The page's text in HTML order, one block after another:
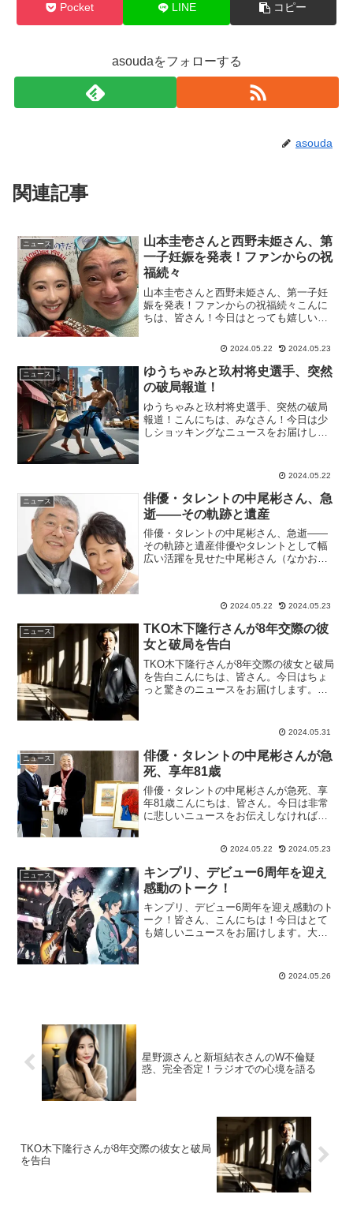
Pocket LINE コピー
asoudaをフォローする
asouda
関連記事
ニュース
山本圭壱さんと西野未姫さん、第
一子妊娠を発表！ファンからの祝
福続々
山本圭壱さんと西野未姫さん、第一子妊
娠を発表！ファンからの祝福続々こんに
ちは、皆さん！今日はとっても嬉しいニ
報告！「極楽とんぼ」の山本圭壱さん
（56歳）と元「AKB48」の西野未姫さん
（25歳）が、待望の...
2024.05.22 2024.05.23
ニュース
ゆうちゃみと玖村将史選手、突然
の破局報道！
ゆうちゃみと玖村将史選手、突然の破局
報道！こんにちは、みなさん！今日は少
しショッキングなニュースをお届けしま
クサーでK-1ファイターの玖村将史選手と
2024.05.22
ニュース
俳優・タレントの中尾彬さん、急
逝――その軌跡と遺産
俳優・タレントの中尾彬さん、急逝――
その軌跡と遺産俳優やタレントとして幅
広い活躍を見せた中尾彬さん（なかお・
寄り添った妻・池波志...
2024.05.22 2024.05.23
ニュース
TKO木下隆行さんが8年交際の彼
女と破局を告白
TKO木下隆行さんが8年交際の彼女と破局
を告白こんにちは、皆さん。今日はちょ
っと驚きのニュースをお届けします。あ
ラ』で8年間付き合っていた恋人との破局
2024.05.31
ニュース
俳優・タレントの中尾彬さんが急
死、享年81歳
俳優・タレントの中尾彬さんが急死、享
年81歳こんにちは、皆さん。今日は非常
に悲しいニュースをお伝えしなければな
死されたことがわかりました。享年81歳
でした。心不全によ...
2024.05.22 2024.05.23
ニュース
キンプリ、デビュー6周年を迎え
感動のトーク！
キンプリ、デビュー6周年を迎え感動のト
ーク！皆さん、こんにちは！今日はとて
も嬉しいニュースをお届けします。大人
えて、新たなステップとして『King &...
2024.05.26
星野源さんと新垣結衣さんのW不倫疑
惑、完全否定！ラジオでの心境を語る
TKO木下隆行さんが8年交際の彼女と破局
を告白